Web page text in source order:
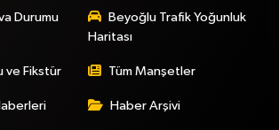
Durumu
Beyoğlu Trafik Yoğunluk
Haritası
ve Fikstür Tüm Manşetler
Haber Arşivi